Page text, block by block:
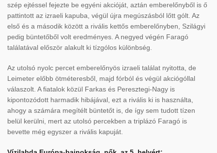
szép ejtéssel fejezte be egyéni akcióját, aztán emberelőnyből is ő
pattintott az izraeli kapuba, végül újra megúszásból lőtt gólt. Az
első és a második között a rivális kettős emberelőnyben, Szilágyi
pedig büntetőből volt eredményes. A negyed végén Faragó
találatával először alakult ki tízgólos különbség.
Az utolsó nyolc percet emberelőnyös izraeli találat nyitotta, de
Leimeter előbb ötméteresből, majd fórból és végül akciógóllal
válaszolt. A fiatalok közül Farkas és Peresztegi-Nagy is
kipontozódott harmadik hibájával, ezt a rivális ki is használta,
ahogy a számára megítélt büntetőt is, de így sem tudott tízen
belül kerülni, mert az utolsó percekben a triplázó Faragó is
bevette még egyszer a rivális kapuját.